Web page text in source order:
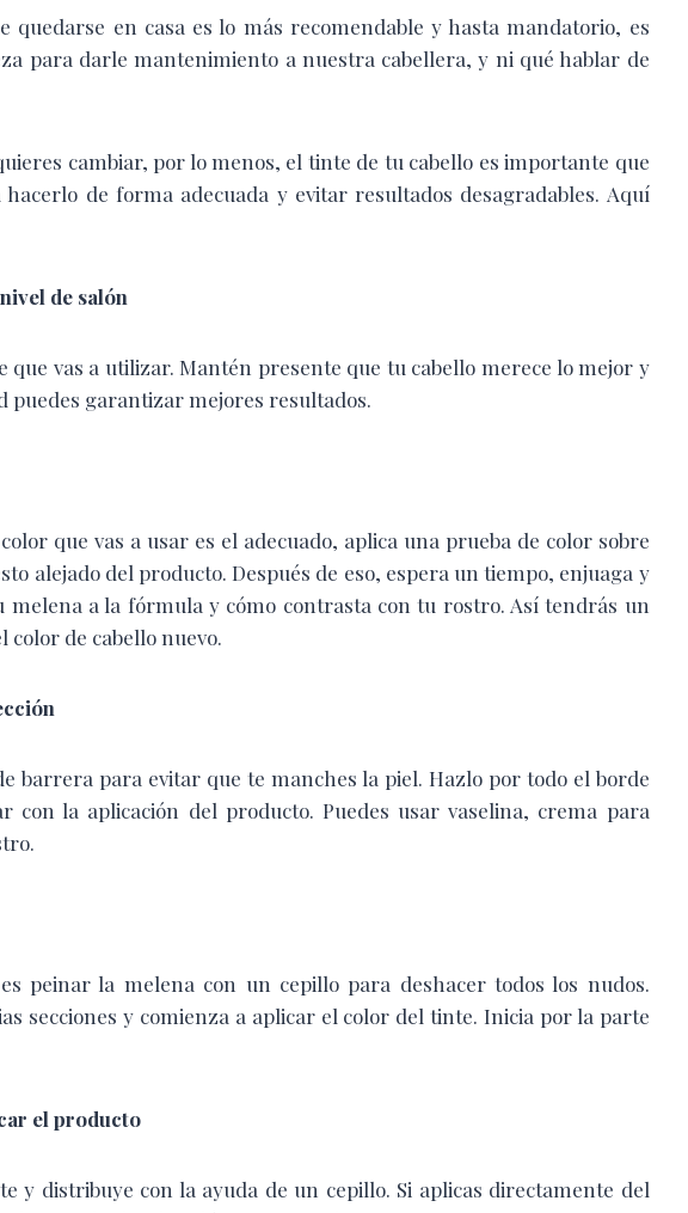
quedarse en casa es lo más recomendable y hasta mandatorio, es
para darle mantenimiento a nuestra cabellera, y ni qué hablar de
cambiar, por lo menos, el tinte de tu cabello es importante que
hacerlo de forma adecuada y evitar resultados desagradables. Aquí
de salón
que vas a utilizar. Mantén presente que tu cabello merece lo mejor y
puedes garantizar mejores resultados.
que vas a usar es el adecuado, aplica una prueba de color sobre
alejado del producto. Después de eso, espera un tiempo, enjuaga y
melena a la fórmula y cómo contrasta con tu rostro. Así tendrás un
color de cabello nuevo.
barrera para evitar que te manches la piel. Hazlo por todo el borde
con la aplicación del producto. Puedes usar vaselina, crema para
peinar la melena con un cepillo para deshacer todos los nudos.
secciones y comienza a aplicar el color del tinte. Inicia por la parte
el producto
y distribuye con la ayuda de un cepillo. Si aplicas directamente del